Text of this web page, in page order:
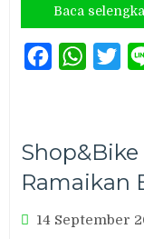
Baca
Facebook
Ramaikan
14 September